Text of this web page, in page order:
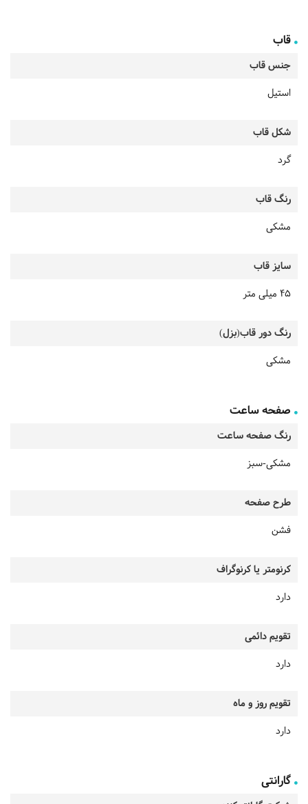
قاب
جنس قاب
استیل
شکل قاب
گرد
رنگ قاب
مشکی
سایز قاب
45 میلی متر
رنگ دور قاب(بزل)
مشکی
صفحه ساعت
رنگ صفحه ساعت
مشکی-سبز
طرح صفحه
فشن
کرنومتر یا کرنوگراف
دارد
تقویم دائمی
دارد
تقویم روز و ماه
دارد
گارانتی